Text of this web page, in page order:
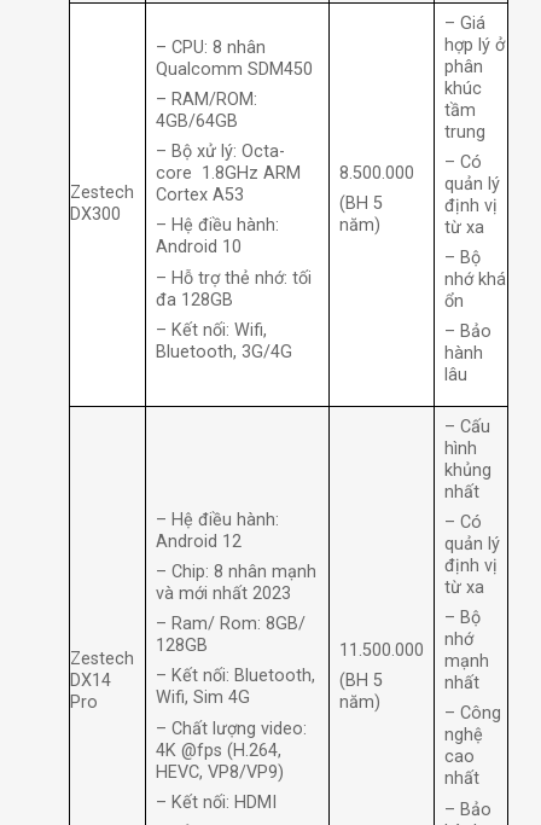
Zestech
DX300
– CPU: 8 nhân
Qualcomm SDM450
– RAM/ROM:
4GB/64GB
– Bộ xử lý: Octa-
core 1.8GHz ARM
Cortex A53
– Hệ điều hành:
Android 10
– Hỗ trợ thẻ nhớ: tối
đa 128GB
– Kết nối: Wifi,
Bluetooth, 3G/4G
8.500.000
(BH 5
năm)
– Giá
hợp lý ở
phân
khúc
tầm
trung
– Có
quản lý
định vị
từ xa
– Bộ
nhớ khá
ổn
– Bảo
hành
lâu
Zestech
DX14
Pro
– Hệ điều hành:
Android 12
– Chip: 8 nhân mạnh
và mới nhất 2023
– Ram/ Rom: 8GB/
128GB
– Kết nối: Bluetooth,
Wifi, Sim 4G
– Chất lượng video:
4K @fps (H.264,
HEVC, VP8/VP9)
– Kết nối: HDMI
11.500.000
(BH 5
năm)
– Cấu
hình
khủng
nhất
– Có
quản lý
định vị
từ xa
– Bộ
nhớ
mạnh
nhất
– Công
nghệ
cao
nhất
– Bảo